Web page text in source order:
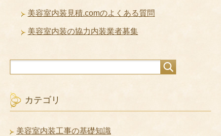
美容室内装見積.comのよくある質問
美容室内装の協力内装業者募集
カテゴリ
美容室内装工事の基礎知識